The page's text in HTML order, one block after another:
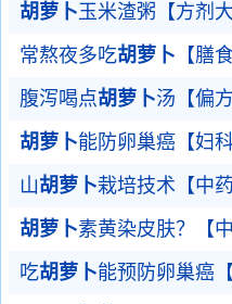
胡萝卜玉米渣粥【方剂大
常熬夜多吃胡萝卜 【膳
腹泻喝点胡萝卜汤【偏方
胡萝卜能防卵巢癌【妇
山胡萝卜栽培技术【中药
胡萝卜素黄染皮肤？【
吃胡萝卜能预防卵巢癌